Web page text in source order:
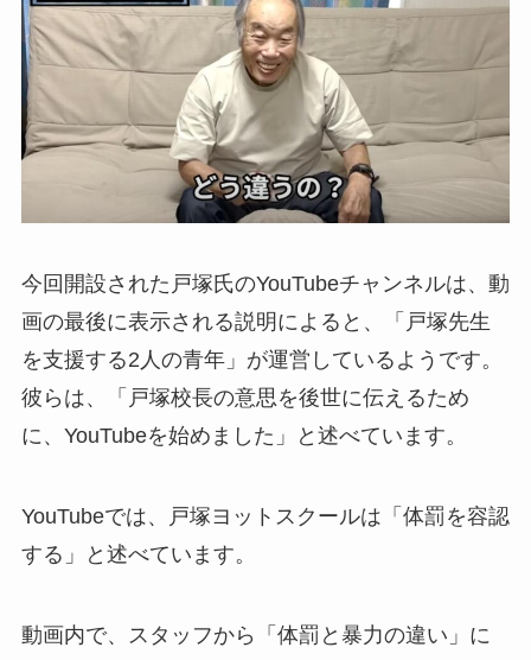
今回開設された戸塚氏のYouTubeチャンネルは、動
画の最後に表示される説明によると、「戸塚先生
を支援する2人の青年」が運営しているようです。
彼らは、「戸塚校長の意思を後世に伝えるため
に、YouTubeを始めました」と述べています。
YouTubeでは、戸塚ヨットスクールは「体罰を容認
する」と述べています。
動画内で、スタッフから「体罰と暴力の違い」に